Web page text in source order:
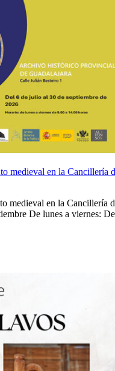
medieval en la Cancillería
medieval en la Cancillería
De lunes a viernes: De